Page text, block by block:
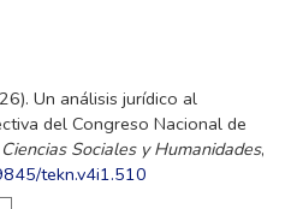
Un análisis jurídico al
del Congreso Nacional de
Sociales y Humanidades,
tekn.v4i1.510